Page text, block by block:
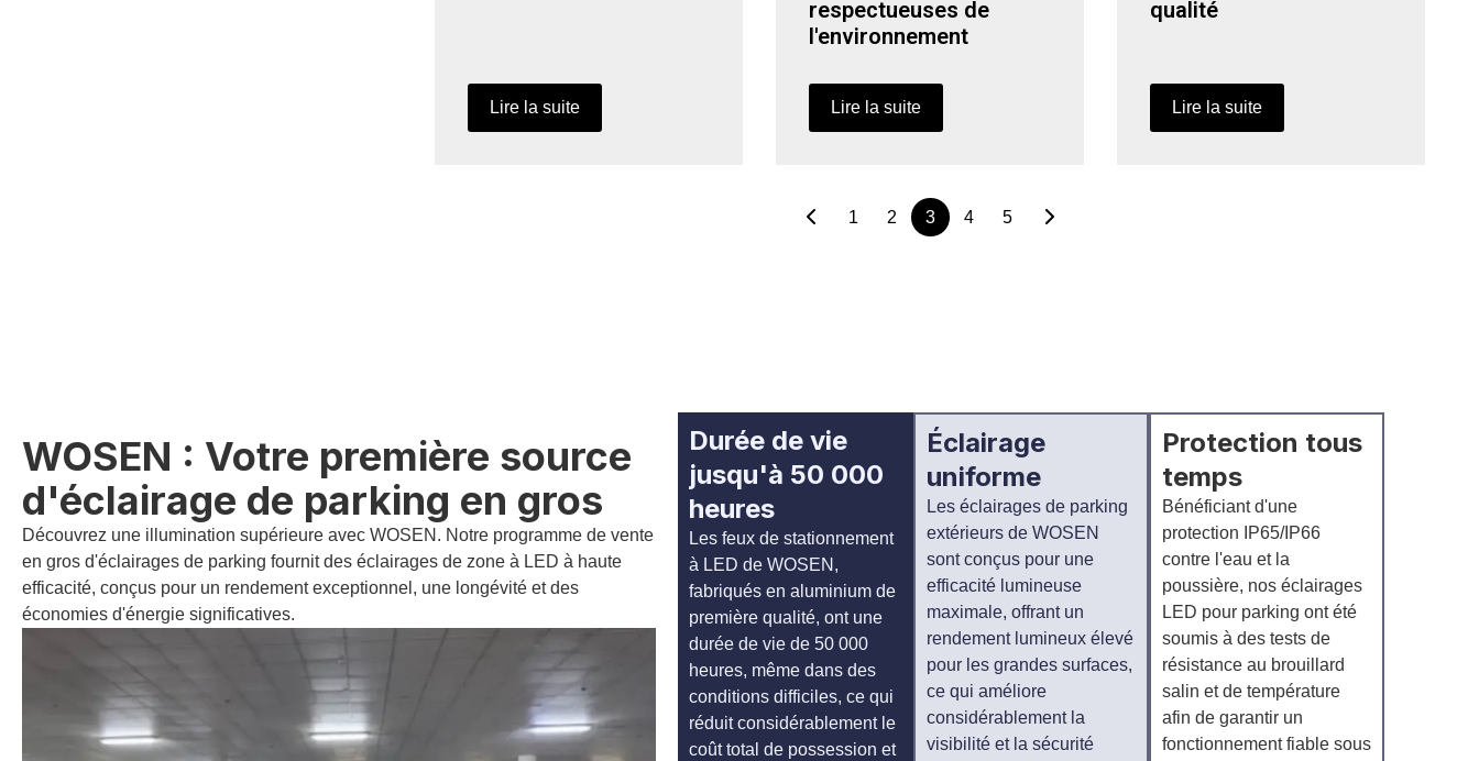
Lire la suite
respectueuses de
l'environnement
Lire la suite
qualité
Lire la suite
1 2 3 4 5
WOSEN : Votre première source
d'éclairage de parking en gros
Découvrez une illumination supérieure avec WOSEN. Notre programme de vente
en gros d'éclairages de parking fournit des éclairages de zone à LED à haute
efficacité, conçus pour un rendement exceptionnel, une longévité et des
économies d'énergie significatives.
Durée de vie
jusqu'à 50 000
heures
Les feux de stationnement
à LED de WOSEN,
fabriqués en aluminium de
première qualité, ont une
durée de vie de 50 000
heures, même dans des
conditions difficiles, ce qui
réduit considérablement le
coût total de possession et
Éclairage
uniforme
Les éclairages de parking
extérieurs de WOSEN
sont conçus pour une
efficacité lumineuse
maximale, offrant un
rendement lumineux élevé
pour les grandes surfaces,
ce qui améliore
considérablement la
visibilité et la sécurité
Protection tous
temps
Bénéficiant d'une
protection IP65/IP66
contre l'eau et la
poussière, nos éclairages
LED pour parking ont été
soumis à des tests de
résistance au brouillard
salin et de température
afin de garantir un
fonctionnement fiable sous